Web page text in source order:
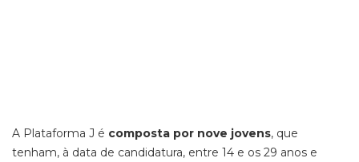
A Plataforma J é composta por nove jovens, que
tenham, à data de candidatura, entre 14 e os 29 anos e